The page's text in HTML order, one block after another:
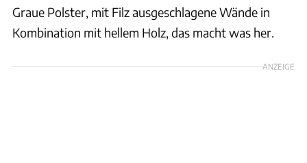
Graue Polster, mit Filz ausgeschlagene Wände in
Kombination mit hellem Holz, das macht was her.
ANZEIGE